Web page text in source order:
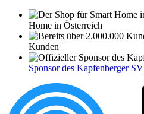
Home in Österreich
Kunden
Sponsor des Kapfenberger SV